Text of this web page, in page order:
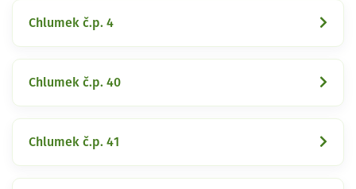
Chlumek č.p. 4
Chlumek č.p. 40
Chlumek č.p. 41